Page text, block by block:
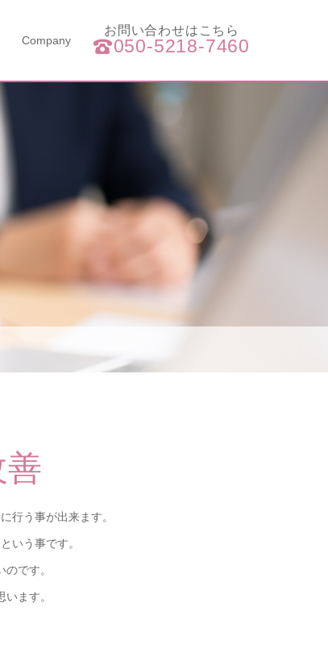
お問い合わせはこちら
050-5218-7460
Company
善
行う事が出来ます。
いう事です。
です。
ます。